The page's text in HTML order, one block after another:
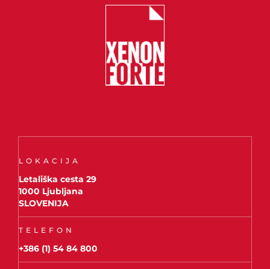
LOKACIJA
Letališka cesta 29
1000 Ljubljana
SLOVENIJA
TELEFON
+386 (1) 54 84 800